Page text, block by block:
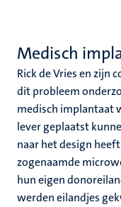
Medisch
Rick de Vries en zijn
dit probleem
medisch implantaat
lever geplaatst
naar het design
zogenaamde
hun eigen
werden eilandjes